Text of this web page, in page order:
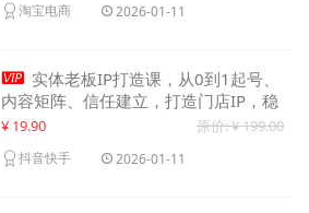
淘宝电商 2026-01-11
 实体老板IP打造课，从0到1起号、
内容矩阵、信任建立，打造门店IP，稳
定获客增收
¥ 19.90 原价: ¥ 199.00
抖音快手 2026-01-11